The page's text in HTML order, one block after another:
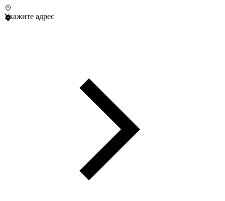
Укажите адрес